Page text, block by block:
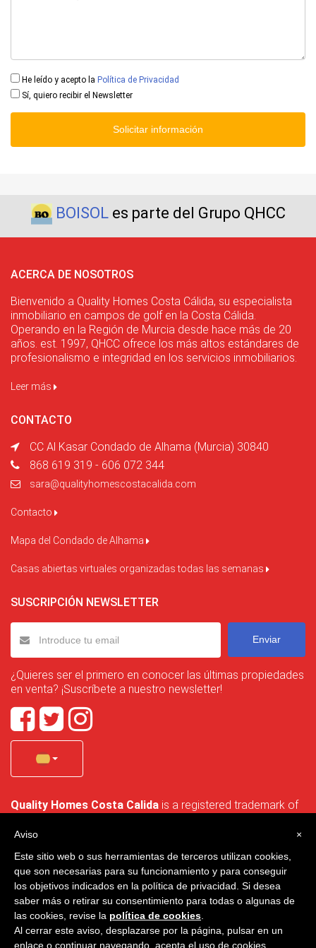
He leído y acepto la Política de Privacidad
Sí, quiero recibir el Newsletter
Solicitar información
BOISOLes parte del Grupo QHCC
ACERCA DE NOSOTROS
Bienvenido a Quality Homes Costa Cálida, su especialista
inmobiliario en campos de golf en la Costa Cálida.
Operando en la Región de Murcia desde hace más de 20
años. est. 1997, QHCC ofrece los más altos estándares de
profesionalismo e integridad en los servicios inmobiliarios.
Leer más
CONTACTO
CC Al Kasar Condado de Alhama (Murcia) 30840
868 619 319 - 606 072 344
sara@qualityhomescostacalida.com
Contacto
Mapa del Condado de Alhama
Casas abiertas virtuales organizadas todas las semanas
SUSCRIPCIÓN NEWSLETTER
Enviar
¿Quieres ser el primero en conocer las últimas propiedades
en venta? ¡Suscríbete a nuestro newsletter!
Quality Homes Costa Calida is a registered trademark of
no. B-30750053 and address: Bella Luz 07-05, 30389 La
Quality Homes Costa Cálida - Todos los derechos reservados
Privacidad Contacto
×
Aviso
Este sitio web o sus herramientas de terceros utilizan cookies,
que son necesarias para su funcionamiento y para conseguir
los objetivos indicados en la política de privacidad. Si desea
saber más o retirar su consentimiento para todas o algunas de
las cookies, revise la política de cookies
Al cerrar este aviso, desplazarse por la página, pulsar en un
enlace o continuar navegando, acepta el uso de cookies.